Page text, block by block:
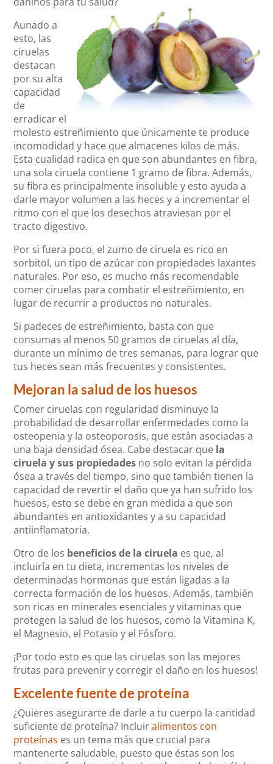
Aunado a
esto, las
ciruelas
destacan
por su alta
capacidad
de
erradicar el
molesto estreñimiento que únicamente te produce
incomodidad y hace que almacenes kilos de más.
Esta cualidad radica en que son abundantes en fibra,
una sola ciruela contiene 1 gramo de fibra. Además,
su fibra es principalmente insoluble y esto ayuda a
darle mayor volumen a las heces y a incrementar el
ritmo con el que los desechos atraviesan por el
tracto digestivo.
Por si fuera poco, el zumo de ciruela es rico en
sorbitol, un tipo de azúcar con propiedades laxantes
naturales. Por eso, es mucho más recomendable
comer ciruelas para combatir el estreñimiento, en
lugar de recurrir a productos no naturales.
Si padeces de estreñimiento, basta con que
consumas al menos 50 gramos de ciruelas al día,
durante un mínimo de tres semanas, para lograr que
tus heces sean más frecuentes y consistentes.
Mejoran la salud de los huesos
Comer ciruelas con regularidad disminuye la
probabilidad de desarrollar enfermedades como la
osteopenia y la osteoporosis, que están asociadas a
una baja densidad ósea. Cabe destacar que la
ciruela y sus propiedades no solo evitan la pérdida
ósea a través del tiempo, sino que también tienen la
capacidad de revertir el daño que ya han sufrido los
huesos, esto se debe en gran medida a que son
abundantes en antioxidantes y a su capacidad
antiinflamatoria.
Otro de los beneficios de la ciruela es que, al
incluirla en tu dieta, incrementas los niveles de
determinadas hormonas que están ligadas a la
correcta formación de los huesos. Además, también
son ricas en minerales esenciales y vitaminas que
protegen la salud de los huesos, como la Vitamina K,
el Magnesio, el Potasio y el Fósforo.
¡Por todo esto es que las ciruelas son las mejores
frutas para prevenir y corregir el daño en los huesos!
Excelente fuente de proteína
¿Quieres asegurarte de darle a tu cuerpo la cantidad
suficiente de proteína? Incluiralimentos con
proteínas es un tema más que crucial para
mantenerte saludable, puesto que éstas son los